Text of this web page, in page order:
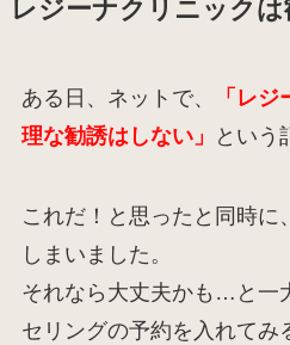
レジーナクリニックは
ある日、ネットで、
「レ
理な勧誘はしない」
という
これだ！と思ったと同時に
しまいました。
それなら大丈夫かも…と一
セリングの予約を入れてみ